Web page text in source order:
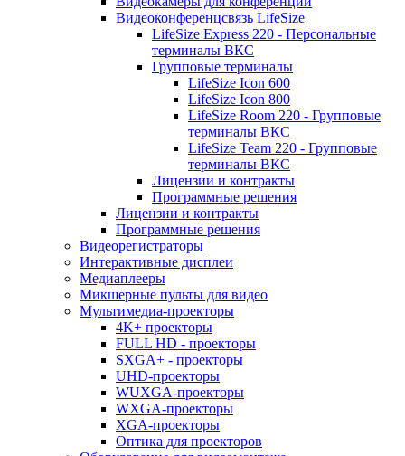
Видеоконференцсвязь LifeSize
LifeSize Express 220 - Персональные
терминалы ВКС
Групповые терминалы
LifeSize Icon 600
LifeSize Icon 800
LifeSize Room 220 - Групповые
терминалы ВКС
LifeSize Team 220 - Групповые
терминалы ВКС
Лицензии и контракты
Программные решения
Лицензии и контракты
Программные решения
Видеорегистраторы
Интерактивные дисплеи
Медиаплееры
Микшерные пульты для видео
Мультимедиа-проекторы
4K+ проекторы
FULL HD - проекторы
SXGA+ - проекторы
UHD-проекторы
WUXGA-проекторы
WXGA-проекторы
XGA-проекторы
Оптика для проекторов